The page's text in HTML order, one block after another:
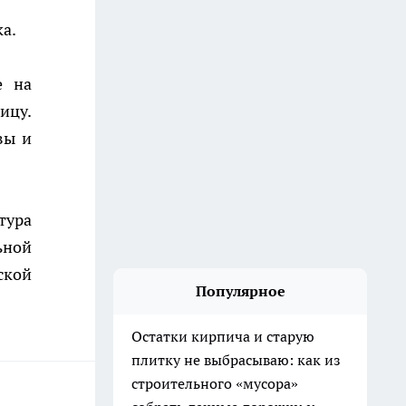
на
и
Популярное
Остатки кирпича и старую
плитку не выбрасываю: как из
строительного «мусора»